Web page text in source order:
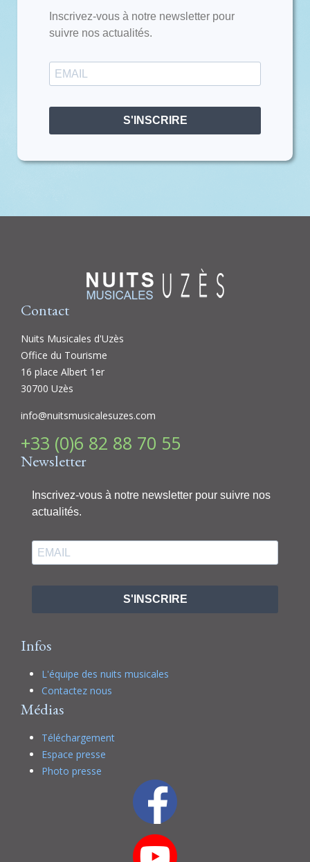
Inscrivez-vous à notre newsletter pour
suivre nos actualités.
S'INSCRIRE
Contact
Nuits Musicales d'Uzès
Office du Tourisme
16 place Albert 1er
30700 Uzès
info@nuitsmusicalesuzes.com
+33 (0)6 82 88 70 55
Newsletter
Inscrivez-vous à notre newsletter pour suivre nos
actualités.
S'INSCRIRE
Infos
L'équipe des nuits musicales
Contactez nous
Médias
Téléchargement
Espace presse
Photo presse